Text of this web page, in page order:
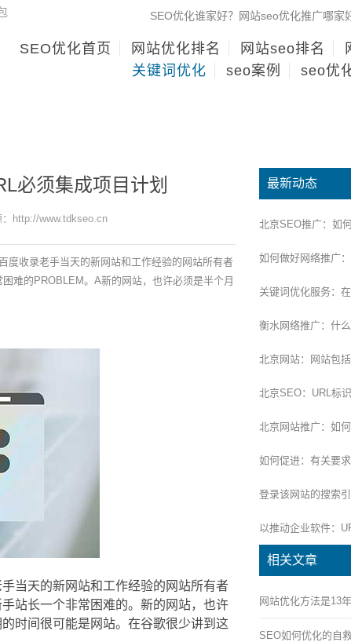
SEO优化谁家好？网站seo优化推广哪家
SEO优化首页 网站优化排名 网站seo排名
关键词优化
seo案例 seo优
必须集成项目计划
http://www.tdkseo.cn
度收录老手当天的新网站和工作经验的网站所有者
难的PROBLEM。A新的网站，也许必须是半个月
当天的新网站和工作经验的网站所有者
站长一个非常困难的。新的网站，也许
时间很可能是网站。在谷歌很少讲到这
最新动态
北京SEO推广：如
如何做好网络推广
关键词优化服务：
衡水网络推广：什
北京网站：网站包
北京SEO：URL标识
北京网站推广：如
如何促进：有关要
登录该网站的搜索
以推动企业软件：
相关文章
网站优化方法是13
SEO如何优化的自